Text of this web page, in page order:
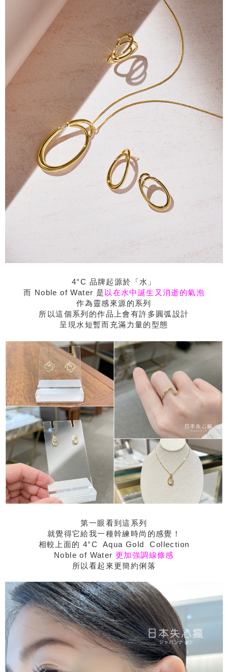
4°C 品牌起源於「水」
而 Noble of Water 是 以在水中誕生又消逝的氣泡
作為靈感來源的系列
所以這個系列的作品上會有許多圓弧設計
呈現水短暫而充滿力量的型態
第一眼看到這系列
就覺得它給我一種幹練時尚的感覺！
相較上面的 4°C Aqua Gold Collection
Noble of Water更加強調線條感
所以看起來更簡約俐落